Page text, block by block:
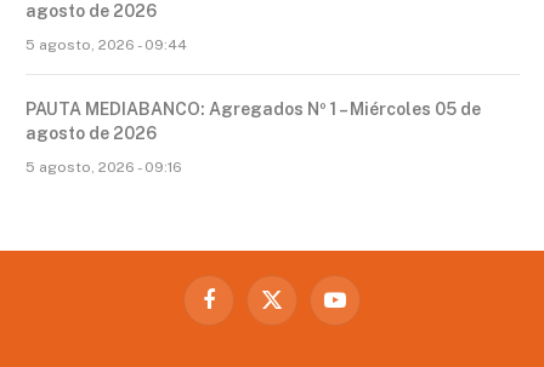
agosto de 2026
5 agosto, 2026 - 09:44
PAUTA MEDIABANCO: Agregados Nº 1 – Miércoles 05 de
agosto de 2026
5 agosto, 2026 - 09:16
Facebook
X
YouTube